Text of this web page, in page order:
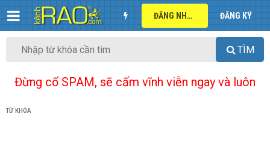
ĐĂNG NHẬP ĐĂNG KÝ
TÌM
Đừng cố SPAM, sẽ cấm vĩnh viễn ngay và luôn
TỪ KHÓA